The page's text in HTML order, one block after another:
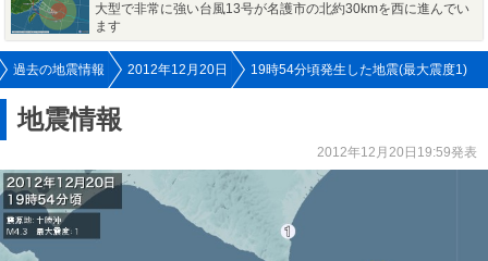
大型で非常に強い台風13号が名護市の北約30kmを西に進んでい
ます
過去の地震情報 2012年12月20日 19時54分頃発生した地震(最大震度1)
地震情報
2012年12月20日19:59発表